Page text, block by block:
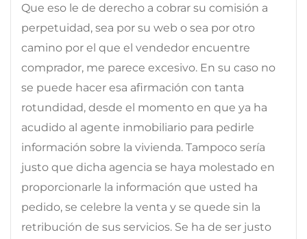
Que eso le de derecho a cobrar su comisión a
perpetuidad, sea por su web o sea por otro
camino por el que el vendedor encuentre
comprador, me parece excesivo. En su caso no
se puede hacer esa afirmación con tanta
rotundidad, desde el momento en que ya ha
acudido al agente inmobiliario para pedirle
información sobre la vivienda. Tampoco sería
justo que dicha agencia se haya molestado en
proporcionarle la información que usted ha
pedido, se celebre la venta y se quede sin la
retribución de sus servicios. Se ha de ser justo